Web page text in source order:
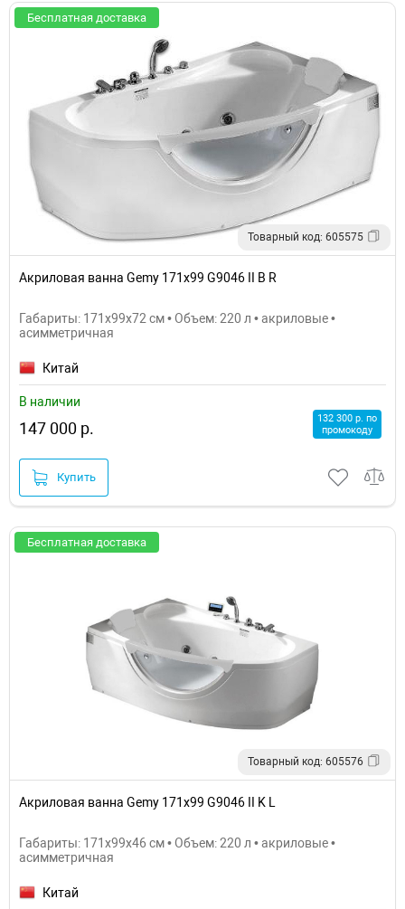
Бесплатная доставка
Товарный код: 605575
Акриловая ванна Gemy 171x99 G9046 II B R
Габариты: 171x99x72 см • Объем: 220 л • акриловые •
асимметричная
Китай
В наличии
147 000 р.
132 300 р. по
промокоду
Купить
Бесплатная доставка
Товарный код: 605576
Акриловая ванна Gemy 171x99 G9046 II K L
Габариты: 171x99x46 см • Объем: 220 л • акриловые •
асимметричная
Китай